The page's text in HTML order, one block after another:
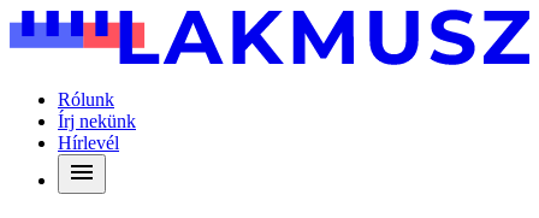
Rólunk
Írj nekünk
Hírlevél